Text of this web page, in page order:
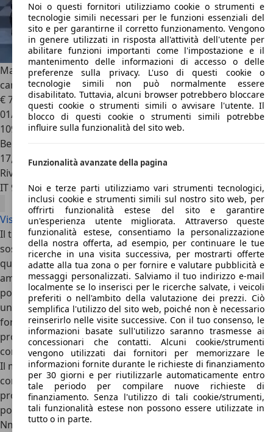
Maserati GranSportGransport Coupe Coupe 4.2
cambiocorsa
€ 70.000
01/2007
109.000 km
Benzina
17,5 l/100 km (comb.)
Rivenditore
IT 95025Aci Sant'antonio - Ct
Visualizza tutte le offerte Maserati GranSport
Il telaio è realizzato in acciaio e in lamiera zincata; le
sospensioni, sia all’anteriore che al posteriore, sono a
quadrilateri con portamozzi e bracci in alluminio, con
ammortizzatori in acciaio e con molle elicoidali. Il motore è
posizionato anteriormente, con trazione posteriore, per
un perfetto bilanciamento dei pesi. L’impianto frenante è
formato da quattro dischi autoventilanti e forati ed è
provvisto dei sistemi EBD e ABS; i cerchi sono da 19 pollici,
con ruote anteriori da 235/35 e posteriori da 265/30.
Il motore della Maserati GranSport è un otto cilindri a V
con quattro valvole per cilindro. La cilindrata del
propulsore è di 4.2 litri e permette di generare una
potenza di 400 cavalli, con coppia motrice massima di 451
Nm a 4500 giri al minuto. La trasmissione è automatizzata,
Noi o questi fornitori utilizziamo cookie o strumenti e
tecnologie simili necessari per le funzioni essenziali del
sito e per garantirne il corretto funzionamento. Vengono
in genere utilizzati in risposta all'attività dell'utente per
abilitare funzioni importanti come l'impostazione e il
mantenimento delle informazioni di accesso o delle
preferenze sulla privacy. L'uso di questi cookie o
tecnologie simili non può normalmente essere
disabilitato. Tuttavia, alcuni browser potrebbero bloccare
questi cookie o strumenti simili o avvisare l'utente. Il
blocco di questi cookie o strumenti simili potrebbe
influire sulla funzionalità del sito web.
Funzionalità avanzate della pagina
Noi e terze parti utilizziamo vari strumenti tecnologici,
inclusi cookie e strumenti simili sul nostro sito web, per
offrirti funzionalità estese del sito e garantire
un'esperienza utente migliorata. Attraverso queste
funzionalità estese, consentiamo la personalizzazione
della nostra offerta, ad esempio, per continuare le tue
ricerche in una visita successiva, per mostrarti offerte
adatte alla tua zona o per fornire e valutare pubblicità e
messaggi personalizzati. Salviamo il tuo indirizzo e-mail
localmente se lo inserisci per le ricerche salvate, i veicoli
preferiti o nell'ambito della valutazione dei prezzi. Ciò
semplifica l'utilizzo del sito web, poiché non è necessario
reinserirlo nelle visite successive. Con il tuo consenso, le
informazioni basate sull'utilizzo saranno trasmesse ai
concessionari che contatti. Alcuni cookie/strumenti
vengono utilizzati dai fornitori per memorizzare le
informazioni fornite durante le richieste di finanziamento
per 30 giorni e per riutilizzarle automaticamente entro
tale periodo per compilare nuove richieste di
finanziamento. Senza l'utilizzo di tali cookie/strumenti,
tali funzionalità estese non possono essere utilizzate in
tutto o in parte.